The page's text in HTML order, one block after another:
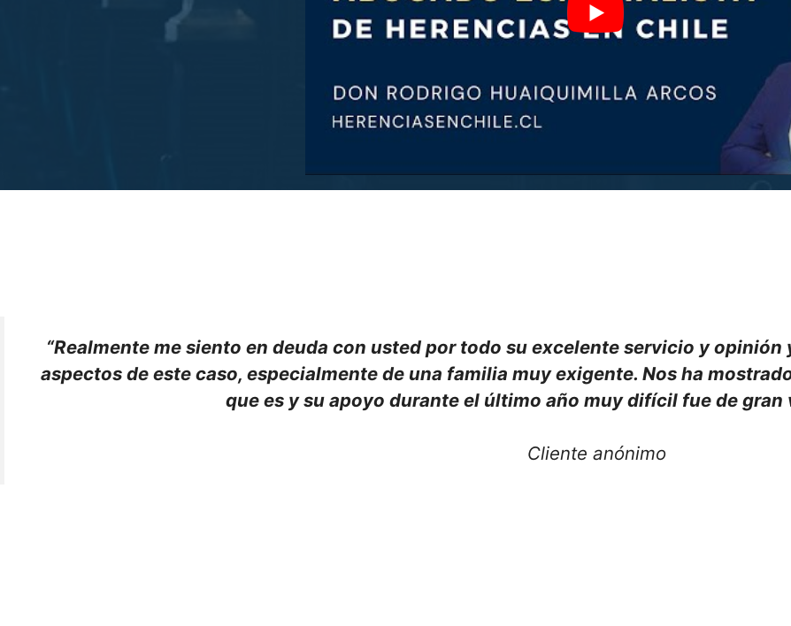
“Realmente me siento en deuda con usted por todo su excelente servicio y
aspectos de este caso, especialmente de una familia muy exigente. Nos ha
que es y su apoyo durante el último año muy difícil fue de gran
Cliente anónimo